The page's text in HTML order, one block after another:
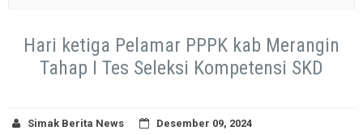
Hari ketiga Pelamar PPPK kab Merangin
Tahap I Tes Seleksi Kompetensi SKD
Simak Berita News Desember 09, 2024